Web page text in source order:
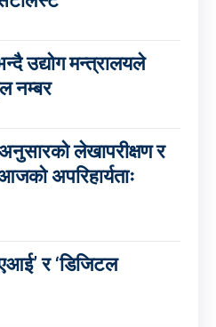
उद्योग मन्त्रालयले
नम्बर
लेखापरीक्षण र
अपरिहार्यताः
र ‘डिजिटल